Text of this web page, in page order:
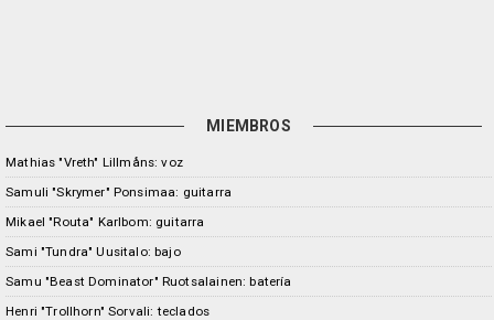
MIEMBROS
Mathias "Vreth" Lillmåns: voz
Samuli "Skrymer" Ponsimaa: guitarra
Mikael "Routa" Karlbom: guitarra
Sami "Tundra" Uusitalo: bajo
Samu "Beast Dominator" Ruotsalainen: batería
Henri "Trollhorn" Sorvali: teclados